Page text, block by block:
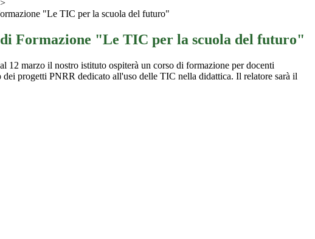
>
"Le TIC per la scuola del futuro"
Formazione "Le TIC per la scuola del futuro"
12 marzo il nostro istituto ospiterà un corso di formazione per docenti
dei progetti PNRR dedicato all'uso delle TIC nella didattica. Il relatore sarà il